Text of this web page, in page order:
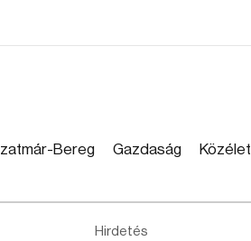
Bereg Gazdaság Közélet
Hirdetés